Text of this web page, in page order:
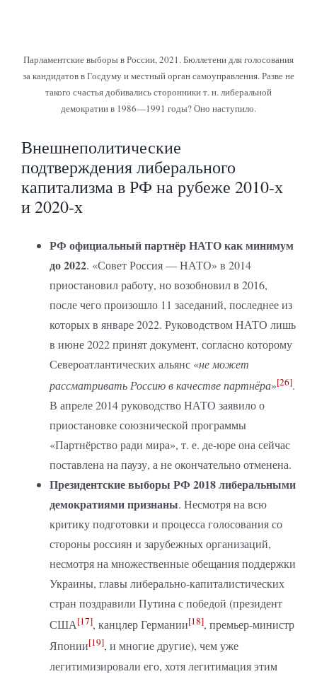
Парламентские выборы в России, 2021. Бюллетени для голосования
за кандидатов в Госдуму и местный орган самоуправления. Разве не
такого счастья добивались сторонники т. н. либеральной
демократии в 1986—1991 годы? Оно наступило.
Внешнеполитические
подтверждения либерального
капитализма в РФ на рубеже 2010-х
и 2020-х
РФ официальный партнёр НАТО как минимум
до 2022. «Совет Россия — НАТО» в 2014
приостановил работу, но возобновил в 2016,
после чего произошло 11 заседаний, последнее из
которых в январе 2022. Руководством НАТО лишь
в июне 2022 принят документ, согласно которому
Североатлантических альянс «не может
рассматривать Россию в качестве партнёра»[26].
В апреле 2014 руководство НАТО заявило о
приостановке союзнической программы
«Партнёрство ради мира», т. е. де-юре она сейчас
поставлена на паузу, а не окончательно отменена.
Президентские выборы РФ 2018 либеральными
демократиями признаны. Несмотря на всю
критику подготовки и процесса голосования со
стороны россиян и зарубежных организаций,
несмотря на множественные обещания поддержки
Украины, главы либерально-капиталистических
стран поздравили Путина с победой (президент
США[17], канцлер Германии[18], премьер-министр
Японии[19], и многие другие), чем уже
легитимизировали его, хотя легитимация этим